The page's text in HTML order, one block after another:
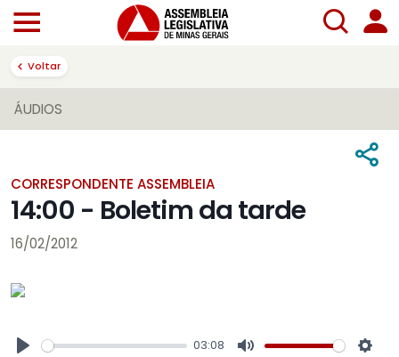
Voltar
ÁUDIOS
CORRESPONDENTE ASSEMBLEIA
14:00 - Boletim da tarde
16/02/2012
03:08